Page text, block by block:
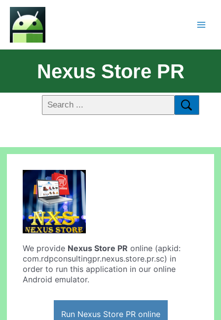
Nexus Store PR
We provide Nexus Store PR online (apkid:
com.rdpconsultingpr.nexus.store.pr.sc) in
order to run this application in our online
Android emulator.
Run Nexus Store PR online